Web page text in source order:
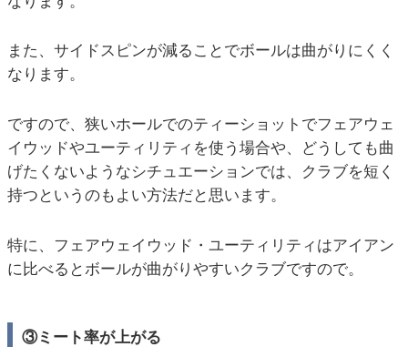
また、サイドスピンが減ることでボールは曲がりにくく
なります。
ですので、狭いホールでのティーショットでフェアウェ
イウッドやユーティリティを使う場合や、どうしても曲
げたくないようなシチュエーションでは、クラブを短く
持つというのもよい方法だと思います。
特に、フェアウェイウッド・ユーティリティはアイアン
に比べるとボールが曲がりやすいクラブですので。
③ミート率が上がる